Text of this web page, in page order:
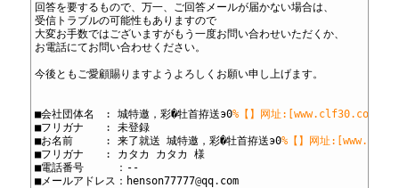
回答を要するもので、万一、ご回答メールが届かない場合は、
受信トラブルの可能性もありますので
大変お手数ではございますがもう一度お問い合わせいただくか、
お電話にてお問い合わせください。
今後ともご愛顧賜りますようよろしくお願い申し上げます。
■会社団体名 : 城特邀，彩�牡首拵送э0%【】网址:[www.clf30.com]
■フリガナ
:
未登録
■お名前
: 来了就送 城特邀，彩�牡首拵送э0%【】网址
■フリガナ
: カタカ カタカ
様
■電話番号　　　：--
■メールアドレス：henson77777@qq. com